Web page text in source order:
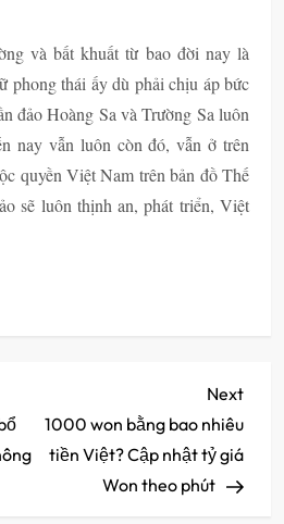
và bất khuất từ bao đời nay là
phong thái ấy dù phải chịu áp bức
đảo Hoàng Sa và Trường Sa luôn
nay vẫn luôn còn đó, vẫn ở trên
quyền Việt Nam trên bản đồ Thế
sẽ luôn thịnh an, phát triển, Việt
Next
Post
Next
1000 won bằng bao nhiêu
tiền Việt? Cập nhật tỷ giá
Won theo phút